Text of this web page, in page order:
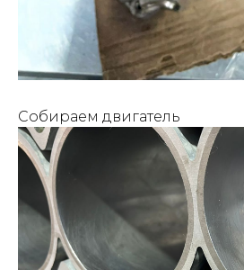
Собираем двигатель